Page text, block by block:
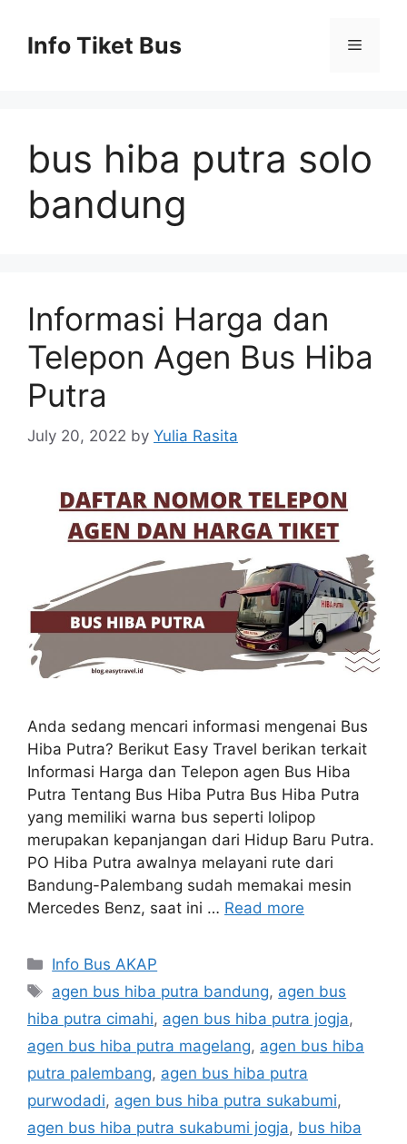
contentInfo Tiket Bus Menu
bus hiba putra solo
bandung
Informasi Harga dan
Telepon Agen Bus Hiba
Putra
July 20, 2022 by Yulia Rasita
Anda sedang mencari informasi mengenai Bus
Hiba Putra? Berikut Easy Travel berikan terkait
Informasi Harga dan Telepon agen Bus Hiba
Putra Tentang Bus Hiba Putra Bus Hiba Putra
yang memiliki warna bus seperti lolipop
merupakan kepanjangan dari Hidup Baru Putra.
PO Hiba Putra awalnya melayani rute dari
Bandung-Palembang sudah memakai mesin
Mercedes Benz, saat ini … Read more
Categories
Info Bus AKAP
Tags
agen bus hiba putra bandung, agen bus
hiba putra cimahi, agen bus hiba putra jogja,
agen bus hiba putra magelang, agen bus hiba
putra palembang, agen bus hiba putra
purwodadi, agen bus hiba putra sukabumi,
agen bus hiba putra sukabumi jogja, bus hiba